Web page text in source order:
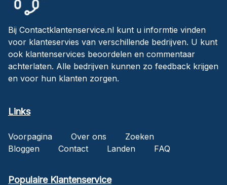
Bij Contactklantenservice.nl kunt u informtie vinden
voor klanteservies van verschillende bedrijven. U kunt
ook klantenservices beoordelen en commentaar
achterlaten. Alle bedrijven kunnen zo feedback krijgen
en voor hun klanten zorgen.
Links
Voorpagina Over ons
Zoeken
Bloggen
Contact Landen FAQ
Populaire Klantenservice